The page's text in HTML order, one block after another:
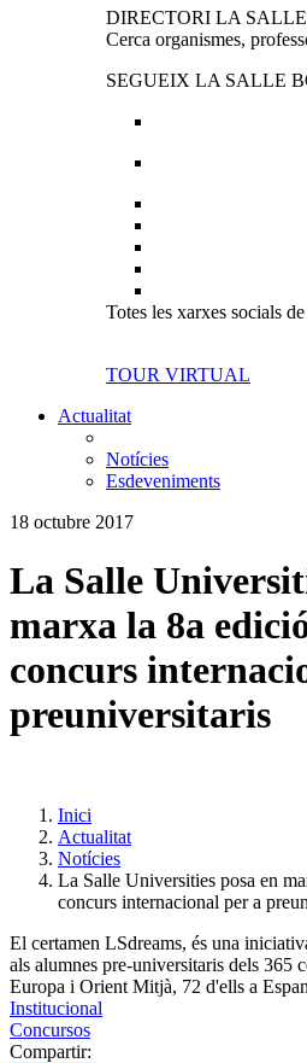
DIRECTORI LA
Cerca organismes,
SEGUEIX LA SALLE
Totes les xarxes socials
TOUR VIRTUAL
Actualitat
Notícies
Esdeveniments
18 octubre 2017
La Salle
marxa la 8a
concurs
preuniversitaris
Inici
Actualitat
Notícies
La Salle Universities posa en
concurs internacional per a
El certamen LSdreams, és una
als alumnes pre-universitaris dels 365
Europa i Orient Mitjà, 72 d'ells a
Institucional
Concursos
Compartir: